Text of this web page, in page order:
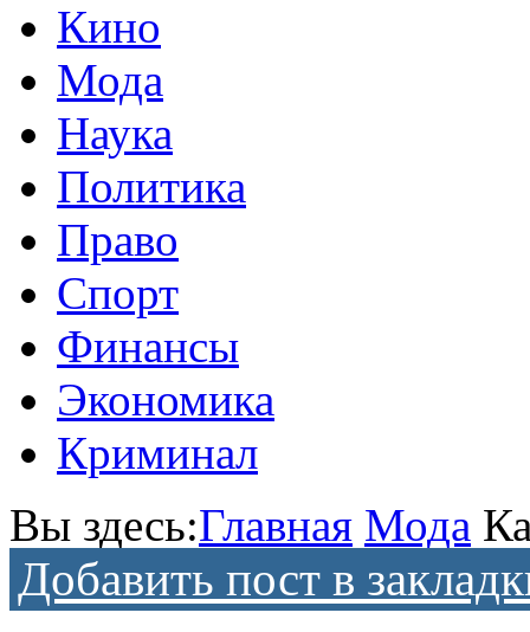
Кино
Мода
Наука
Политика
Право
Спорт
Финансы
Экономика
Криминал
Вы здесь:Главная Мода
Добавить пост в